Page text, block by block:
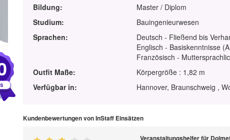
Bildung:
Master / Diplom
Studium:
Bauingenieurwesen
Sprachen:
Deutsch - Fließend bis
Englisch - Basiskenntnisse
Französisch -
Outfit Maße:
Körpergröße : 1,82 m
Verfügbar in:
Hannover, Braunschweig ,
Kundenbewertungen von InStaff Einsätzen
Veranstaltungshelfer für